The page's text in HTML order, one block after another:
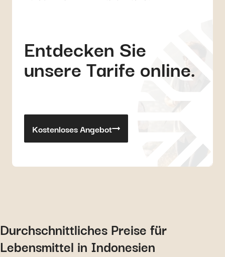
Entdecken Sie
unsere Tarife online.
Kostenloses Angebot
Durchschnittliches Preise für
Lebensmittel in Indonesien